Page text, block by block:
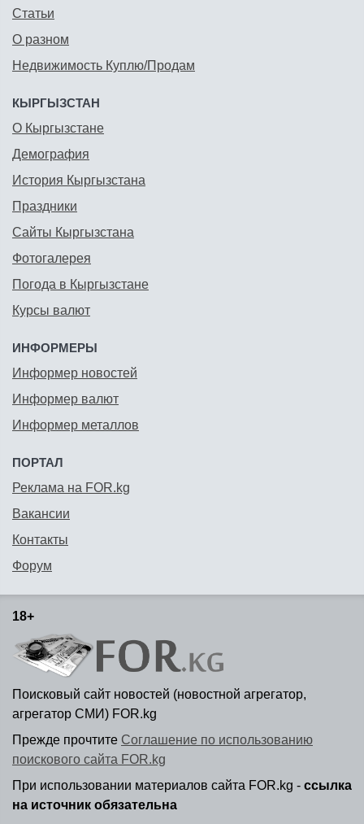
Статьи
О разном
Недвижимость Куплю/Продам
КЫРГЫЗСТАН
О Кыргызстане
Демография
История Кыргызстана
Праздники
Сайты Кыргызстана
Фотогалерея
Погода в Кыргызстане
Курсы валют
ИНФОРМЕРЫ
Информер новостей
Информер валют
Информер металлов
ПОРТАЛ
Реклама на FOR.kg
Вакансии
Контакты
Форум
18+
Поисковый сайт новостей (новостной агрегатор,
агрегатор СМИ) FOR.kg
Прежде прочтите Соглашение по использованию
поискового сайта FOR.kg
При использовании материалов сайта FOR.kg - ссылка
на источник обязательна